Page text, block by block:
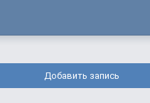
Добавить запись